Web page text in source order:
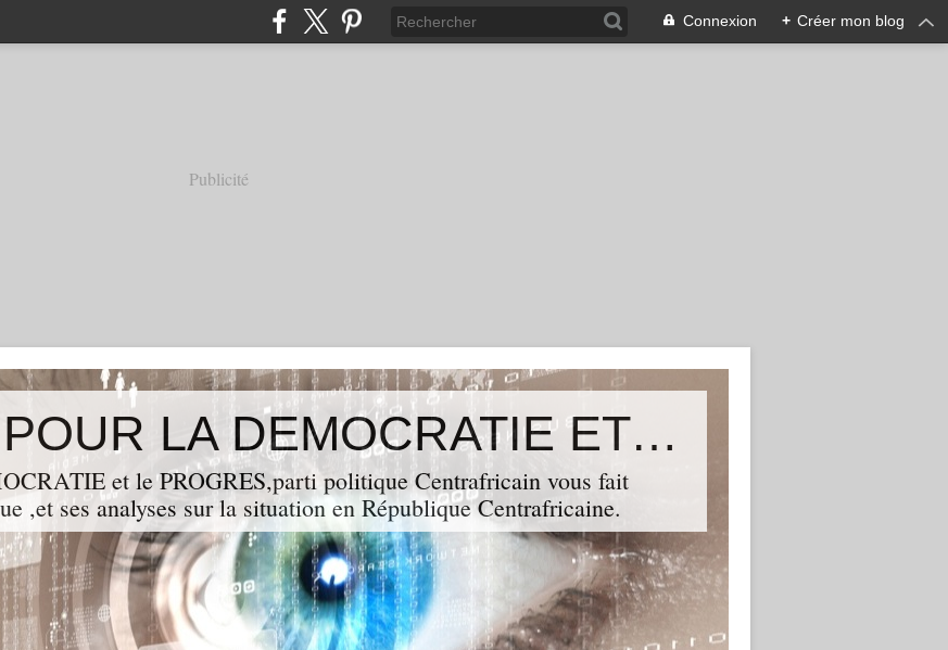
Connexion + Créer mon blog
Publicité
ALLIANCE POUR LA DEMOCRATIE ET LE PROGRES
et le PROGRES,parti politique Centrafricain vous fait
,et ses analyses sur la situation en République Centrafricaine.